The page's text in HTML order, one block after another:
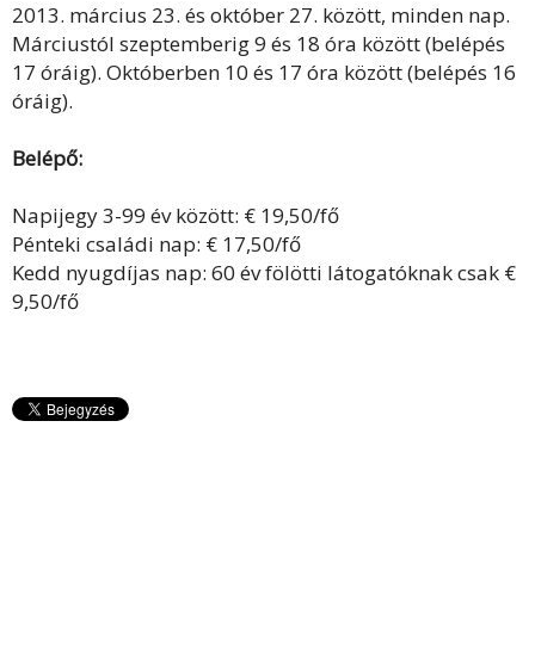
2013. március 23. és október 27. között, minden nap.
Márciustól szeptemberig 9 és 18 óra között (belépés
17 óráig). Októberben 10 és 17 óra között (belépés 16
óráig).
Belépő:
Napijegy 3-99 év között: € 19,50/fő
Pénteki családi nap: € 17,50/fő
Kedd nyugdíjas nap: 60 év fölötti látogatóknak csak €
9,50/fő